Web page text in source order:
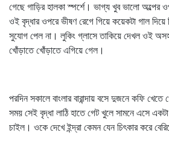
গেছে গাড়ির হালকা স্পর্শে। ভাগ্য খুব ভালো অল্পের
ওই বৃদ্ধার ওপরে ভীষণ রেগে গিয়ে কয়েকটা গাল
সুযোগ পেল না। লুকিং গ্লাসে তাকিয়ে দেখল ওই
খোঁড়াতে খোঁড়াতে এগিয়ে গেল।
পরদিন সকালে বাংলার বারান্দায় বসে দুজনে কফি
সময় সেই বৃদ্ধা লাঠি হাতে গেট খুলে সামনে এসে
চাইল। ওকে দেখে ইন্দ্রা কেমন যেন চিৎকার করে